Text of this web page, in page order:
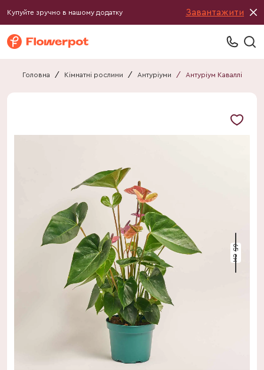
Купуйте зручно в нашому додатку Завантажити
Головна / Кімнатні рослини / Антуріуми / Антуріум Каваллі
65 см